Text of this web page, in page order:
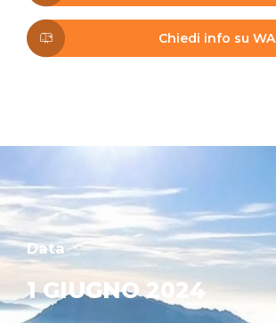
Chiedi info su WA
Data
1 GIUGNO 2024